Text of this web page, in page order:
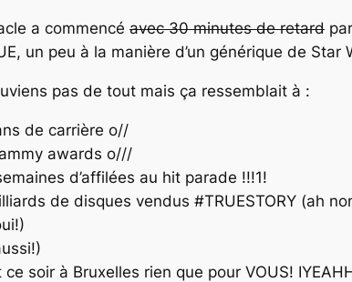
a commencé avec 30 minutes de retard
un peu à la manière d’un générique de Star
pas de tout mais ça ressemblait à :
de carrière o//
awards o///
d’affilées au hit parade !!!1!
de disques vendus #TRUESTORY (ah
soir à Bruxelles rien que pour VOUS!